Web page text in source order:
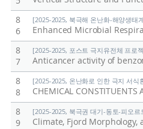
8
6
[2025-2025, 북극해 온난화-해양생태
8
7
[2025-2025, 포스트 극지유전체 프로
8
8
[2025-2025, 온난화로 인한 극지 서
8
9
[2025-2025, 북극권 대기-동토-피오